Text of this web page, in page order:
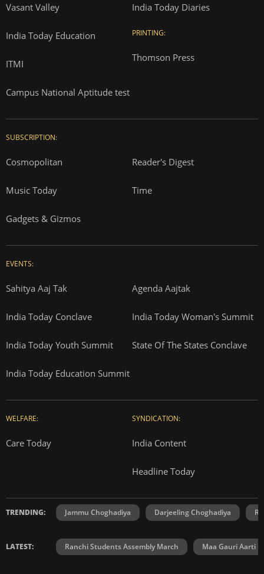
Vasant Valley
India Today Education
ITMI
Campus National Aptitude test
India Today Diaries
PRINTING:
Thomson Press
SUBSCRIPTION:
Cosmopolitan Reader's Digest
Music Today Time
Gadgets & Gizmos
EVENTS:
Sahitya Aaj Tak Agenda Aajtak
India Today Conclave India Today Woman's Summit
India Today Youth Summit State Of The States Conclave
India Today Education Summit
WELFARE:
Care Today
SYNDICATION:
India Content
Headline Today
TRENDING: Jammu Choghadiya Darjeeling Choghadiya
LATEST: Ranchi Students Assembly March Maa Gauri Aarti